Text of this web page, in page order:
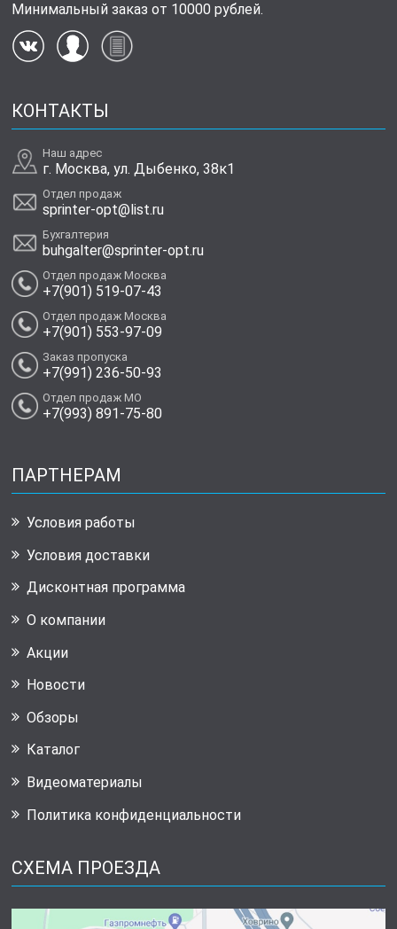
Минимальный заказ от 10000 рублей.
КОНТАКТЫ
Наш адрес
г. Москва, ул. Дыбенко, 38к1
Отдел продаж
sprinter-opt@list.ru
Бухгалтерия
buhgalter@sprinter-opt.ru
Отдел продаж Москва
+7(901) 519-07-43
Отдел продаж Москва
+7(901) 553-97-09
Заказ пропуска
+7(991) 236-50-93
Отдел продаж МО
+7(993) 891-75-80
ПАРТНЕРАМ
Условия работы
Условия доставки
Дисконтная программа
О компании
Акции
Новости
Обзоры
Каталог
Видеоматериалы
Политика конфиденциальности
СХЕМА ПРОЕЗДА